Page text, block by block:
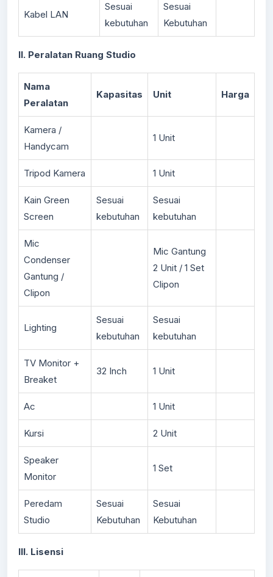
Kabel LAN
Sesuai
kebutuhan
Sesuai
Kebutuhan
II. Peralatan Ruang Studio
Nama
Peralatan
Kapasitas Unit Harga
Kamera /
Handycam
1 Unit
Tripod Kamera 1 Unit
Kain Green
Screen
Sesuai
kebutuhan
Sesuai
kebutuhan
Mic
Condenser
Gantung /
Clipon
Mic Gantung
2 Unit / 1 Set
Clipon
Lighting
Sesuai
kebutuhan
Sesuai
kebutuhan
TV Monitor +
Breaket
32 Inch 1 Unit
Ac 1 Unit
Kursi 2 Unit
Speaker
Monitor
1 Set
Peredam
Studio
Sesuai
Kebutuhan
Sesuai
Kebutuhan
III. Lisensi